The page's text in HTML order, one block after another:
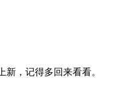
，记得多回来看看。